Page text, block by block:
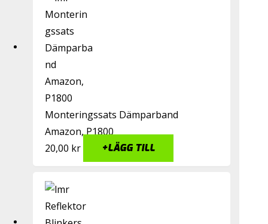
Monteringssats Dämparband
Amazon, P1800
20,00 kr +LÄGG TILL